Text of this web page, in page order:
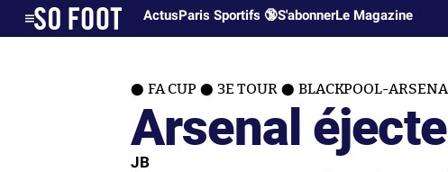
ActusParis Sportifs 🔞S'abonnerLe Magazine
FA CUP 3E TOUR BLACKPOOL-
Arsenal
JB